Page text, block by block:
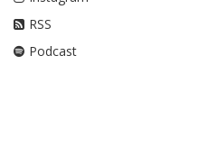
RSS
Podcast